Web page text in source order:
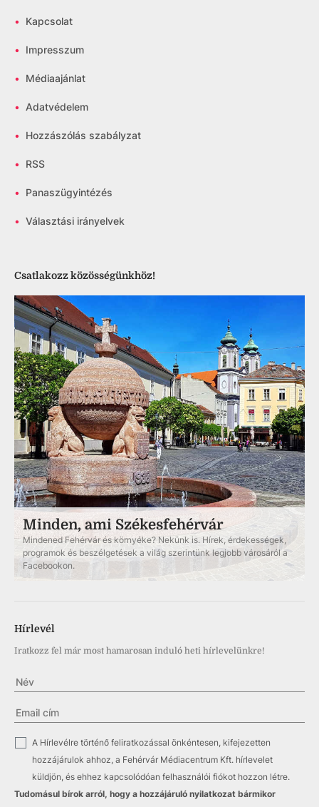
• Kapcsolat
• Impresszum
• Médiaajánlat
• Adatvédelem
• Hozzászólás szabályzat
• RSS
• Panaszügyintézés
• Választási irányelvek
Csatlakozz közösségünkhöz!
Minden, ami Székesfehérvár
Mindened Fehérvár és környéke? Nekünk is. Hírek, érdekességek,
programok és beszélgetések a világ szerintünk legjobb városáról a
Facebookon.
Hírlevél
Iratkozz fel már most hamarosan induló heti hírlevelünkre!
A Hírlevélre történő feliratkozással önkéntesen, kifejezetten
hozzájárulok ahhoz, a Fehérvár Médiacentrum Kft. hírlevelet
küldjön, és ehhez kapcsolódóan felhasználói fiókot hozzon létre.
Tudomásul bírok arról, hogy a hozzájáruló nyilatkozat bármikor